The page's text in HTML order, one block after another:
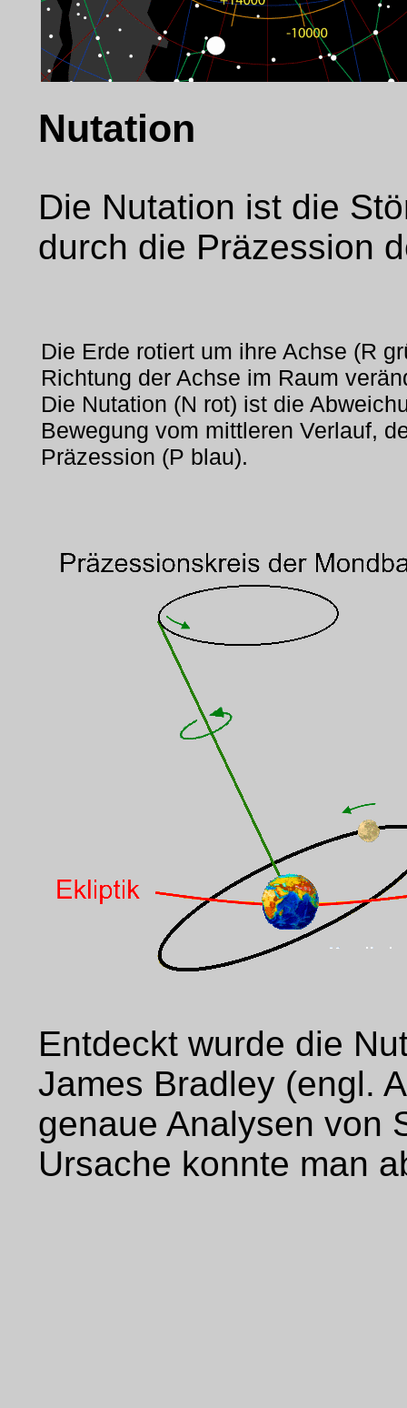
Nutation
Die Nutation ist die
durch die Präzession
Die Erde rotiert um ihre Achse (R
Richtung der Achse im Raum
Die Nutation (N rot) ist die
Bewegung vom mittleren Verlauf,
Präzession (P blau).
Entdeckt wurde die
James Bradley (engl.
genaue Analysen von
Ursache konnte man